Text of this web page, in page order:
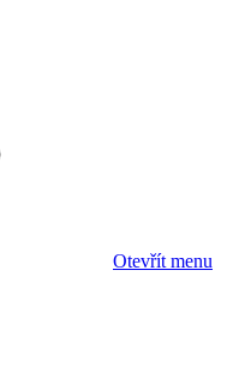
Otevřít menu